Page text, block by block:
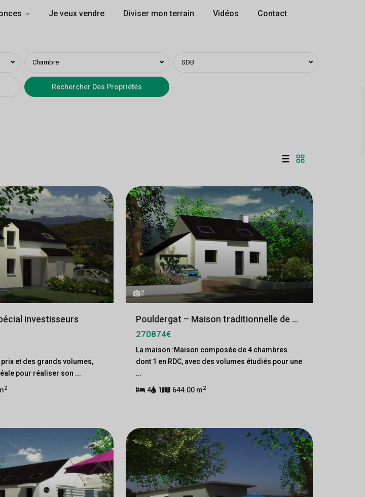
Je veux vendre Diviser mon terrain Vidéos Contact
Chambre SDB
investisseurs
prix et des grands volumes,
pour réaliser son ...
2
2
Pouldergat – Maison traditionnelle de ...
270874€
La maison :Maison composée de 4 chambres
dont 1 en RDC, avec des volumes étudiés pour une
...
4 1 644.00 m2